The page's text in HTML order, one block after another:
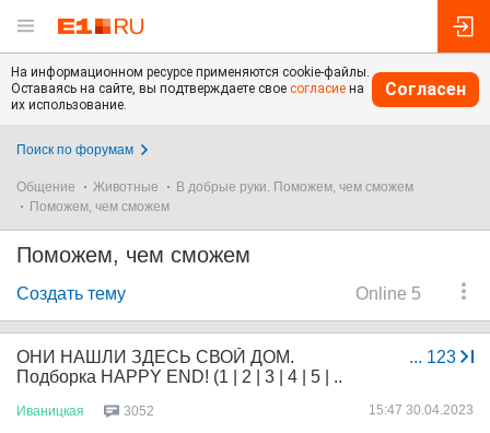
На информационном ресурсе применяются cookie-файлы.
Оставаясь на сайте, вы подтверждаете свое согласие на
их использование.
Согласен
Поиск по форумам
Общение Животные
В добрые руки. Поможем, чем сможем
Поможем, чем сможем
Поможем, чем сможем
Online 5
Создать тему
... 123
ОНИ НАШЛИ ЗДЕСЬ СВОЙ ДОМ.
Подборка HAPPY END! (1 | 2 | 3 | 4 | 5 | ..
Иваницкая 3052 15:47 30.04.2023